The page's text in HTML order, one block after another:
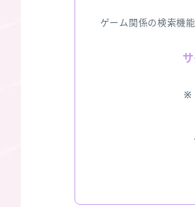
ゲーム関係の検索機
※